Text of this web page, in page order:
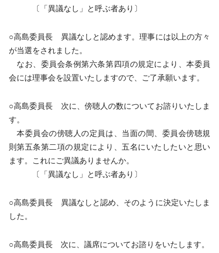
〔「異議なし」と呼ぶ者あり〕
○高島委員長 異議なしと認めます。理事には以上の方々
が当選をされました。
なお、委員会条例第六条第四項の規定により、本委員
会には理事会を設置いたしますので、ご了承願います。
○高島委員長 次に、傍聴人の数についてお諮りいたしま
す。
本委員会の傍聴人の定員は、当面の間、委員会傍聴規
則第五条第二項の規定により、五名にいたしたいと思い
ます。これにご異議ありませんか。
〔「異議なし」と呼ぶ者あり〕
○高島委員長 異議なしと認め、そのように決定いたしま
した。
○高島委員長 次に、議席についてお諮りをいたします。